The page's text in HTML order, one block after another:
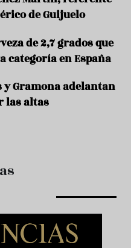
de Guijuelo
de 2,7 grados que
categoría en España
y Gramona adelantan
las altas